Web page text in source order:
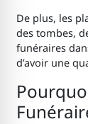
De plus, les
des tombes,
funéraires
d’avoir une